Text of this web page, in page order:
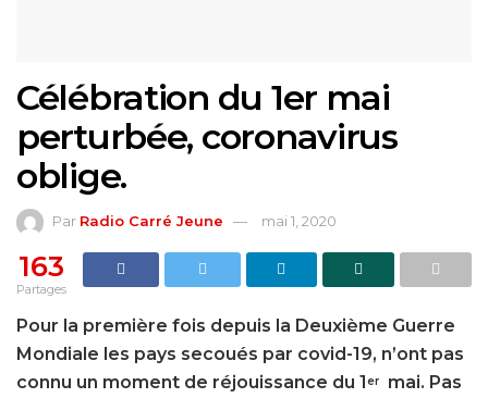
Célébration du 1er mai
perturbée, coronavirus
oblige.
Par Radio Carré Jeune mai 1, 2020
163
Partages
Pour la première fois depuis la Deuxième Guerre
Mondiale les pays secoués par covid-19, n’ont pas
connu un moment de réjouissance du 1 er
mai. Pas